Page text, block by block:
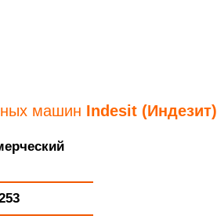
машин Indesit (Индезит)